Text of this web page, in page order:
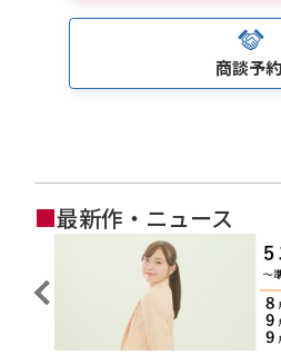
商談予約
■最新作・ニュース